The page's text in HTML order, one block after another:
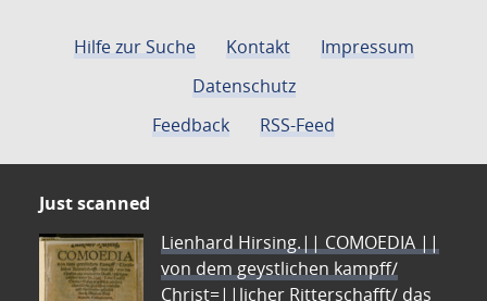
Hilfe zur Suche Kontakt
Impressum
Datenschutz
Feedback
RSS-Feed
Just scanned
Lienhard Hirsing.|| COMOEDIA ||
von dem geystlichen kampff/
Christ=||licher Ritterschafft/ das